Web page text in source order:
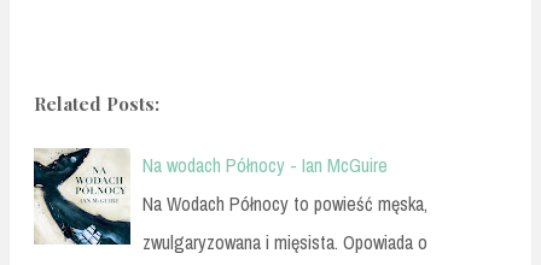
Related Posts:
Na wodach Północy - Ian McGuire
Na Wodach Północy to powieść męska,
zwulgaryzowana i mięsista. Opowiada o